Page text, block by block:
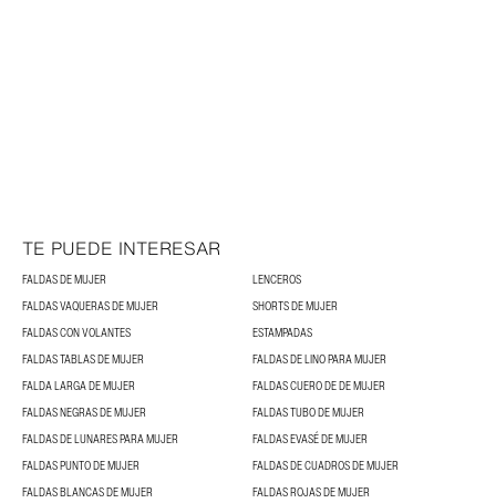
TE PUEDE INTERESAR
FALDAS DE MUJER
LENCEROS
FALDAS VAQUERAS DE MUJER
SHORTS DE MUJER
FALDAS CON VOLANTES
ESTAMPADAS
FALDAS TABLAS DE MUJER
FALDAS DE LINO PARA MUJER
FALDA LARGA DE MUJER
FALDAS CUERO DE DE MUJER
FALDAS NEGRAS DE MUJER
FALDAS TUBO DE MUJER
FALDAS DE LUNARES PARA MUJER
FALDAS EVASÉ DE MUJER
FALDAS PUNTO DE MUJER
FALDAS DE CUADROS DE MUJER
FALDAS BLANCAS DE MUJER
FALDAS ROJAS DE MUJER